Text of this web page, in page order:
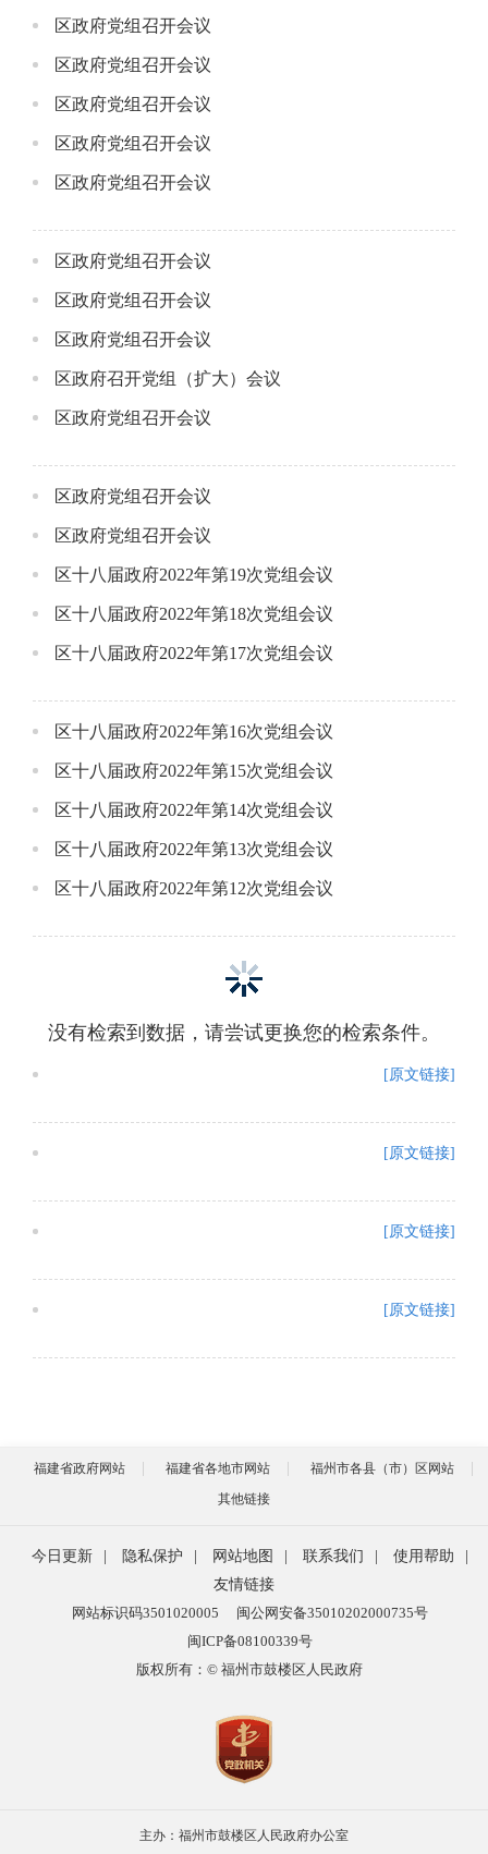
区政府党组召开会议
区政府党组召开会议
区政府党组召开会议
区政府党组召开会议
区政府党组召开会议
区政府党组召开会议
区政府党组召开会议
区政府党组召开会议
区政府召开党组（扩大）会议
区政府党组召开会议
区政府党组召开会议
区政府党组召开会议
区十八届政府2022年第19次党组会议
区十八届政府2022年第18次党组会议
区十八届政府2022年第17次党组会议
区十八届政府2022年第16次党组会议
区十八届政府2022年第15次党组会议
区十八届政府2022年第14次党组会议
区十八届政府2022年第13次党组会议
区十八届政府2022年第12次党组会议
没有检索到数据，请尝试更换您的检索条件。
[原文链接]
[原文链接]
[原文链接]
[原文链接]
福建省政府网站 福建省各地市网站
福州市各县（市）区网站
其他链接
今日更新 隐私保护 网站地图 联系我们 使用帮助
友情链接
网站标识码3501020005
闽公网安备35010202000735号
闽ICP备08100339号
版权所有：© 福州市鼓楼区人民政府
主办：福州市鼓楼区人民政府办公室